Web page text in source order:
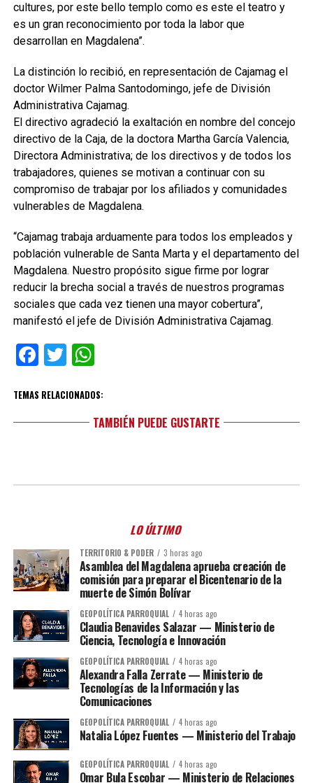
cultures, por este bello templo como es este el teatro y
es un gran reconocimiento por toda la labor que
desarrollan en Magdalena”.
La distinción lo recibió, en representación de Cajamag el
doctor Wilmer Palma Santodomingo, jefe de División
Administrativa Cajamag.
El directivo agradeció la exaltación en nombre del concejo
directivo de la Caja, de la doctora Martha García Valencia,
Directora Administrativa; de los directivos y de todos los
trabajadores, quienes se motivan a continuar con su
compromiso de trabajar por los afiliados y comunidades
vulnerables de Magdalena.
“Cajamag trabaja arduamente para todos los empleados y
población vulnerable de Santa Marta y el departamento del
Magdalena. Nuestro propósito sigue firme por lograr
reducir la brecha social a través de nuestros programas
sociales que cada vez tienen una mayor cobertura”,
manifestó el jefe de División Administrativa Cajamag.
Facebook
TwitterWhatsApp
TEMAS RELACIONADOS:
TAMBIÉN PUEDE GUSTARTE
LO ÚLTIMO
TERRITORIO & PODER 3 horas ago
Asamblea del Magdalena aprueba creación de
comisión para preparar el Bicentenario de la
muerte de Simón Bolívar
GEOPOLÍTICA PARROQUIAL 4 horas ago
Claudia Benavides Salazar — Ministerio de
Ciencia, Tecnología e Innovación
GEOPOLÍTICA PARROQUIAL 4 horas ago
Alexandra Falla Zerrate — Ministerio de
Tecnologías de la Información y las
Comunicaciones
GEOPOLÍTICA PARROQUIAL 4 horas ago
Natalia López Fuentes — Ministerio del Trabajo
GEOPOLÍTICA PARROQUIAL 4 horas ago
Omar Bula Escobar — Ministerio de Relaciones